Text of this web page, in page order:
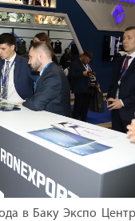
в Баку Экспо